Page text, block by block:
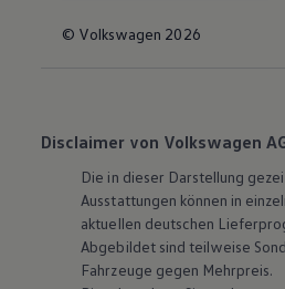
© Volkswagen 2026
Disclaimer von Volkswagen
Die in dieser Darstellung
Ausstattungen können in
aktuellen deutschen
Abgebildet sind teilweise
Fahrzeuge gegen Mehrpreis.